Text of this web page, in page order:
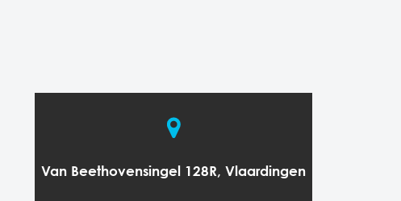
Van Beethovensingel 128R, Vlaardingen